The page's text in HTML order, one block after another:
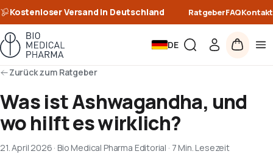
Kostenloser Versand in Deutschland RatgeberFAQKontakt
DE
Zurück zum Ratgeber
Was ist Ashwagandha, und
wo hilft es wirklich?
21. April 2026 · Bio Medical Pharma Editorial · 7 Min. Lesezeit